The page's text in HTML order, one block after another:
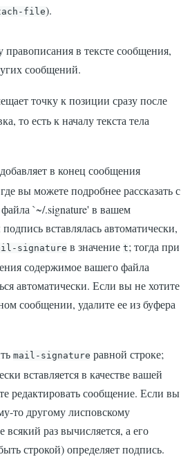
file).
в тексте сообщения,
сообщений.
точку к позиции сразу после
то есть к началу текста тела
в конец сообщения
вы можете подробнее рассказать с
файла`~/.signature' в вашем
вставлялась автоматически,
signature в значение t; тогда при
содержимое вашего файла
автоматически. Если вы не хотите
сообщении, удалите ее из буфера
mail-signature равной строке;
вставляется в качестве вашей
редактировать сообщение. Если вы
то другому лисповскому
раз вычисляется, а его
строкой) определяет подпись.